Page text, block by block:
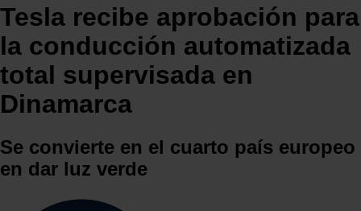
Tesla recibe aprobación para
la conducción automatizada
total supervisada en
Dinamarca
Se convierte en el cuarto país europeo
en dar luz verde